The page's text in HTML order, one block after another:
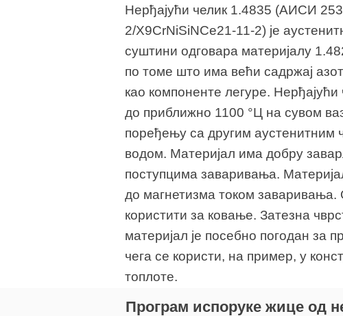
Нерђајући челик 1.4835 (АИСИ
2/X9CrNiSiNCe21-11-2) је
суштини одговара материјалу
по томе што има већи садржај
као компоненте легуре.
до приближно 1100 °Ц на сувом
поређењу са другим аустенитним
водом. Материјал има добру
поступцима заваривања.
до магнетизма током заваривања.
користити за ковање. Затезна
материјал је посебно погодан за
чега се користи, на пример, у
топлоте.
Програм испоруке жице од